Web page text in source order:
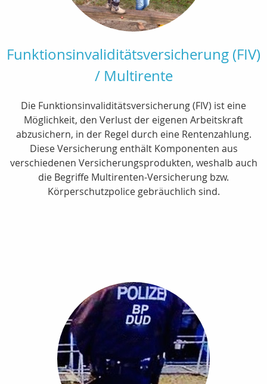
Funktionsinvaliditätsversicherung (FIV)
/ Multirente
Die Funktionsinvaliditätsversicherung (FIV) ist eine
Möglichkeit, den Verlust der eigenen Arbeitskraft
abzusichern, in der Regel durch eine Rentenzahlung.
Diese Versicherung enthält Komponenten aus
verschiedenen Versicherungsprodukten, weshalb auch
die Begriffe Multirenten-Versicherung bzw.
Körperschutzpolice gebräuchlich sind.